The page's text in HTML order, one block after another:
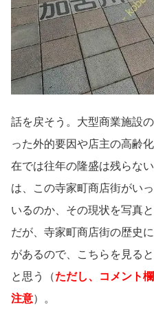
話を戻そう。大型商業施設
った外的要因や店主の高齢
在では往年の隆盛は残らな
は、この寺家町商店街がい
いるのか、その現状を写真
だが、寺家町商店街の歴史
があるので、こちらを見る
と思う（ただし、コメント
注意）。